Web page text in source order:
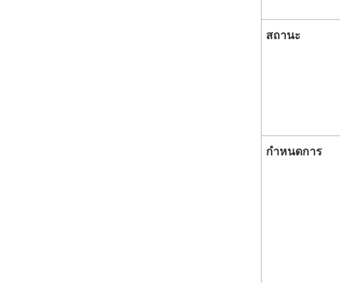
สถานะ
กำหนดการ